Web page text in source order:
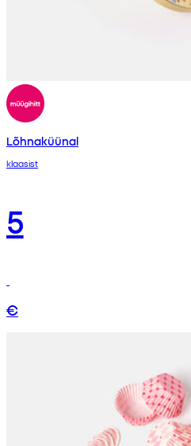
Lõhnaküünal
klaasist
5
€